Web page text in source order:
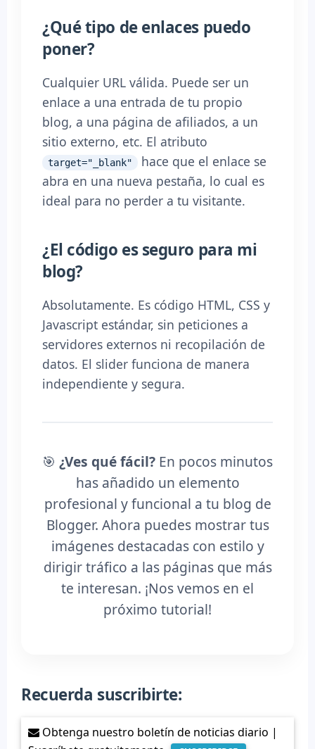
¿Qué tipo de enlaces puedo
poner?
Cualquier URL válida. Puede ser un
enlace a una entrada de tu propio
blog, a una página de afiliados, a un
sitio externo, etc. El atributo
target="_blank"
hace que el enlace se
abra en una nueva pestaña, lo cual es
ideal para no perder a tu visitante.
¿El código es seguro para mi
blog?
Absolutamente. Es código HTML, CSS y
Javascript estándar, sin peticiones a
servidores externos ni recopilación de
datos. El slider funciona de manera
independiente y segura.
🎯 ¿Ves qué fácil? En pocos minutos
has añadido un elemento
profesional y funcional a tu blog de
Blogger. Ahora puedes mostrar tus
imágenes destacadas con estilo y
dirigir tráfico a las páginas que más
te interesan. ¡Nos vemos en el
próximo tutorial!
Recuerda suscribirte:
Obtenga nuestro boletín de noticias diario |